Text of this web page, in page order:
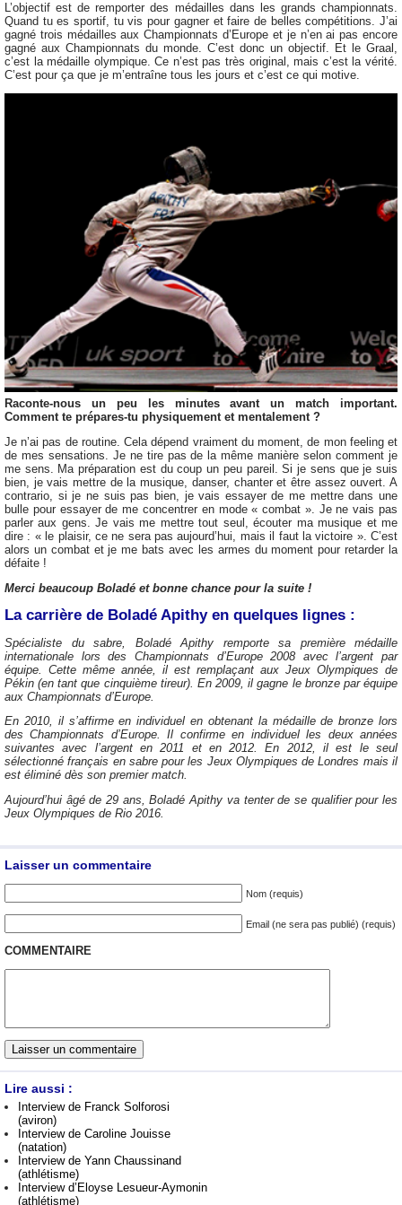
L’objectif est de remporter des médailles dans les grands championnats.
Quand tu es sportif, tu vis pour gagner et faire de belles compétitions. J’ai
gagné trois médailles aux Championnats d’Europe et je n’en ai pas encore
gagné aux Championnats du monde. C’est donc un objectif. Et le Graal,
c’est la médaille olympique. Ce n’est pas très original, mais c’est la vérité.
C’est pour ça que je m’entraîne tous les jours et c’est ce qui motive.
Raconte-nous un peu les minutes avant un match important.
Comment te prépares-tu physiquement et mentalement ?
Je n’ai pas de routine. Cela dépend vraiment du moment, de mon feeling et
de mes sensations. Je ne tire pas de la même manière selon comment je
me sens. Ma préparation est du coup un peu pareil. Si je sens que je suis
bien, je vais mettre de la musique, danser, chanter et être assez ouvert. A
contrario, si je ne suis pas bien, je vais essayer de me mettre dans une
bulle pour essayer de me concentrer en mode « combat ». Je ne vais pas
parler aux gens. Je vais me mettre tout seul, écouter ma musique et me
dire : « le plaisir, ce ne sera pas aujourd’hui, mais il faut la victoire ». C’est
alors un combat et je me bats avec les armes du moment pour retarder la
défaite !
Merci beaucoup Boladé et bonne chance pour la suite !
La carrière de Boladé Apithy en quelques lignes :
Spécialiste du sabre, Boladé Apithy remporte sa première médaille
internationale lors des Championnats d’Europe 2008 avec l’argent par
équipe. Cette même année, il est remplaçant aux Jeux Olympiques de
Pékin (en tant que cinquième tireur). En 2009, il gagne le bronze par équipe
aux Championnats d’Europe.
En 2010, il s’affirme en individuel en obtenant la médaille de bronze lors
des Championnats d’Europe. Il confirme en individuel les deux années
suivantes avec l’argent en 2011 et en 2012. En 2012, il est le seul
sélectionné français en sabre pour les Jeux Olympiques de Londres mais il
est éliminé dès son premier match.
Aujourd’hui âgé de 29 ans, Boladé Apithy va tenter de se qualifier pour les
Jeux Olympiques de Rio 2016.
Laisser un commentaire
Nom (requis)
Email (ne sera pas publié) (requis)
COMMENTAIRE
Lire aussi :
Interview de Franck Solforosi
(aviron)
Interview de Caroline Jouisse
(natation)
Interview de Yann Chaussinand
(athlétisme)
Interview d’Eloyse Lesueur-Aymonin
(athlétisme)